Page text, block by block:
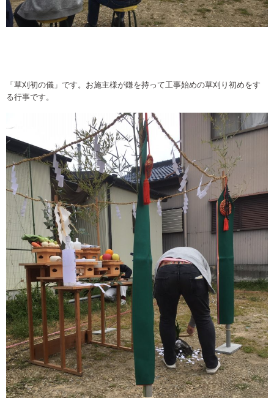
「草刈初の儀」です。お施主様が鎌を持って工事始めの草刈り初めをす
る行事です。